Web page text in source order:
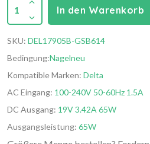
1 In den Warenkorb
SKU: DEL17905B-GSB614
Bedingung:Nagelneu
Kompatible Marken: Delta
AC Eingang: 100-240V 50-60Hz 1.5A
DC Ausgang: 19V 3.42A 65W
Ausgangsleistung: 65W